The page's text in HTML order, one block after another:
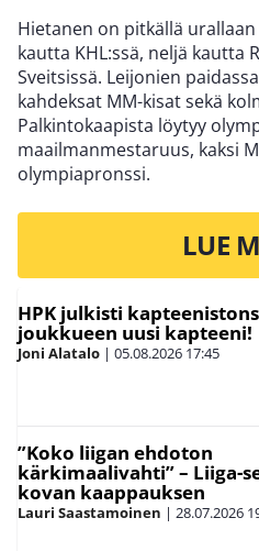
Hietanen on pitkällä
kautta KHL:ssä, neljä kautta
Sveitsissä. Leijonien
kahdeksat MM-kisat sekä
Palkintokaapista löytyy
maailmanmestaruus, kaksi
olympiapronssi.
LUE
HPK julkisti
joukkueen uusi kapteeni!
Joni Alatalo | 05.08.2026 17:45
”Koko liigan ehdoton
kärkimaalivahti” – Liiga-
kovan kaappauksen
Lauri Saastamoinen | 28.07.2026